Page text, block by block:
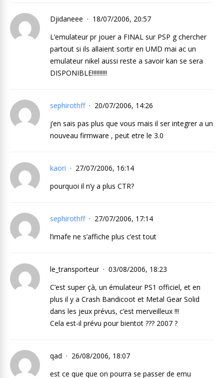
Djidaneee
18/07/2006, 20:57
L’emulateur pr jouer a FINAL sur PSP g chercher
partout si ils allaient sortir en UMD mai ac un
emulateur nikel aussi reste a savoir kan se sera
DISPONIBLE!!!!!!!!!!
sephirothff
20/07/2006, 14:26
j’en sais pas plus que vous mais il ser integrer a un
nouveau firmware , peut etre le 3.0
kaori
27/07/2006, 16:14
pourquoi il n’y a plus CTR?
sephirothff
27/07/2006, 17:14
l’imafe ne s’affiche plus c’est tout
le_transporteur
03/08/2006, 18:23
C’est super çà, un émulateur PS1 officiel, et en
plus il y a Crash Bandicoot et Metal Gear Solid
dans les jeux prévus, c’est merveilleux !!!
Cela est-il prévu pour bientot ??? 2007 ?
qad
26/08/2006, 18:07
est ce que que on pourra se passer de emu